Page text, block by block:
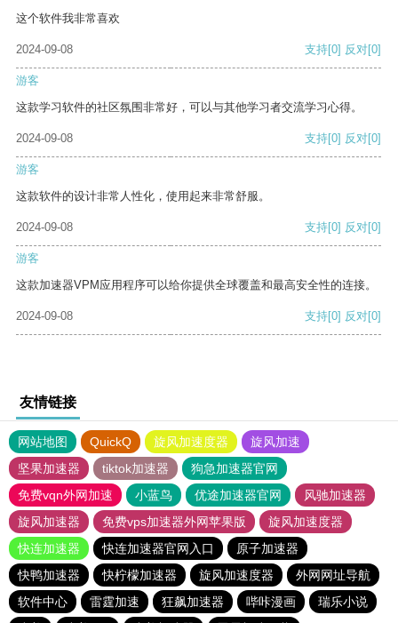
这个软件我非常喜欢
2024-09-08 支持[0] 反对[0]
游客
这款学习软件的社区氛围非常好，可以与其他学习者交流学习心得。
2024-09-08 支持[0] 反对[0]
游客
这款软件的设计非常人性化，使用起来非常舒服。
2024-09-08 支持[0] 反对[0]
游客
这款加速器VPM应用程序可以给你提供全球覆盖和最高安全性的连接。
2024-09-08 支持[0] 反对[0]
友情链接
网站地图 QuickQ 旋风加速度器
旋风加速
坚果加速器
tiktok加速器
狗急加速器官网
免费vqn外网加速
小蓝鸟 优途加速器官网
风驰加速器
旋风加速器
免费vps加速器外网苹果版
旋风加速度器
快连加速器
快连加速器官网入口
原子加速器
快鸭加速器
快柠檬加速器 旋风加速度器
外网网址导航
软件中心
雷霆加速 狂飙加速器 哔咔漫画
瑞乐小说